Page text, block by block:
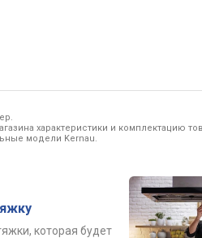
характеристики и комплектацию
модели Kernau.
которая будет